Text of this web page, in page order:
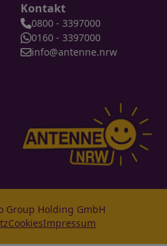
Kontakt
0800 - 3397000
0160 - 3397000
info@antenne.nrw
Group Holding GmbH
CookiesImpressum